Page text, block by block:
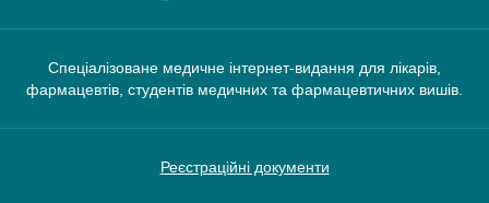
Спеціалізоване медичне інтернет-видання для лікарів,
фармацевтів, студентів медичних та фармацевтичних вишів.
Реєстраційні документи